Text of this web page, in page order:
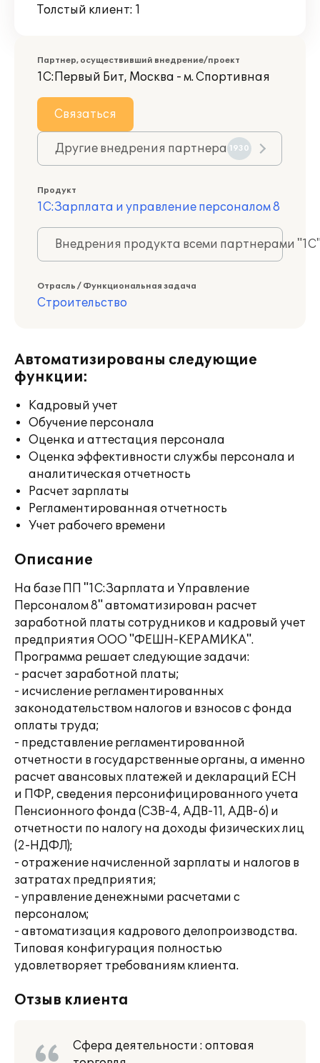
Толстый клиент: 1
Партнер, осуществивший внедрение/проект
1С:Первый Бит, Москва - м. Спортивная
Связаться
Другие внедрения партнера 1930
Продукт
1С:Зарплата и управление персоналом 8
Внедрения продукта всеми партнерами
Отрасль / Функциональная задача
Строительство
Автоматизированы следующие
функции:
Кадровый учет
Обучение персонала
Оценка и аттестация персонала
Оценка эффективности службы персонала и
аналитическая отчетность
Расчет зарплаты
Регламентированная отчетность
Учет рабочего времени
Описание
На базе ПП "1С:Зарплата и Управление
Персоналом 8" автоматизирован расчет
заработной платы сотрудников и кадровый учет
предприятия ООО "ФЕШН-КЕРАМИКА".
Программа решает следующие задачи:
- расчет заработной платы;
- исчисление регламентированных
законодательством налогов и взносов с фонда
оплаты труда;
- представление регламентированной
отчетности в государственные органы, а именно
расчет авансовых платежей и деклараций ЕСН
и ПФР, сведения персонифицированного учета
Пенсионного фонда (СЗВ-4, АДВ-11, АДВ-6) и
отчетности по налогу на доходы физических лиц
(2-НДФЛ);
- отражение начисленной зарплаты и налогов в
затратах предприятия;
- управление денежными расчетами с
персоналом;
- автоматизация кадрового делопроизводства.
Типовая конфигурация полностью
удовлетворяет требованиям клиента.
Отзыв клиента
Сфера деятельности : оптовая